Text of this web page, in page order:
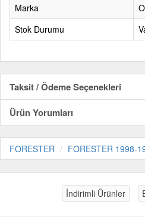
Marka
Stok Durumu
Taksit / Ödeme Seçenekleri
Ürün Yorumları
FORESTER FORESTER 1998-
İndirimli Ürünler